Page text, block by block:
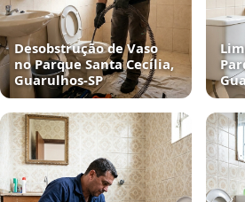
Desobstrução de Vaso
no Parque Santa Cecília,
Guarulhos‑SP